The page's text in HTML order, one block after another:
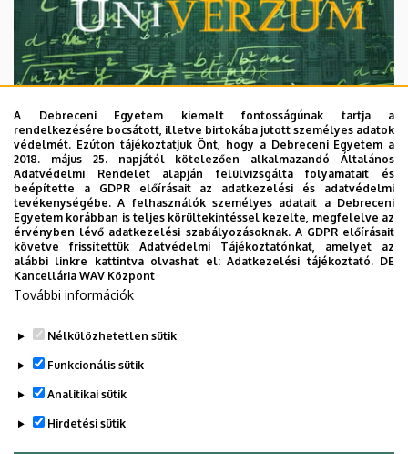
2026. augusztus 7.
Univerzum: A Debreceni Egyetem
titkos receptjei
KUTATÁS TUDOMÁNY
A Debreceni Egyetem kiemelt fontosságúnak tartja a
rendelkezésére bocsátott, illetve birtokába jutott személyes adatok
védelmét. Ezúton tájékoztatjuk Önt, hogy a Debreceni Egyetem a
2018. május 25. napjától kötelezően alkalmazandó Általános
Adatvédelmi Rendelet alapján felülvizsgálta folyamatait és
beépítette a GDPR előírásait az adatkezelési és adatvédelmi
tevékenységébe. A felhasználók személyes adatait a Debreceni
Egyetem korábban is teljes körültekintéssel kezelte, megfelelve az
érvényben lévő adatkezelési szabályozásoknak. A GDPR előírásait
követve frissítettük Adatvédelmi Tájékoztatónkat, amelyet az
alábbi linkre kattintva olvashat el:Adatkezelési tájékoztató. DE
Kancellária WAV Központ
További információk
Nélkülözhetetlen sütik
Funkcionális sütik
Analitikai sütik
Hirdetési sütik